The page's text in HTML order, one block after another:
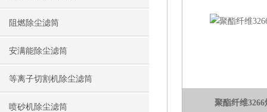
阻燃除尘滤筒
安满能除尘滤筒
等离子切割机除尘滤筒
喷砂机除尘滤筒 聚酯纤维